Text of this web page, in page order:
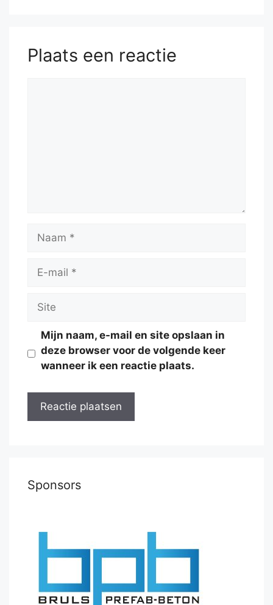
Plaats een reactie
Naam
Site
Mijn naam, e-mail en site opslaan in
deze browser voor de volgende keer
wanneer ik een reactie plaats.
Sponsors